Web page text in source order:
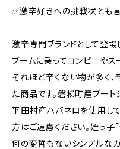
✅️激辛好きへの挑戦状とも
激辛専門ブランドとして登場
ブームに乗ってコンビニや
それほど辛くない物が多く
た商品です。磐梯町産ブート
平田村産ハバネロを使用し
方はご遠慮ください。姪っ
何の変哲もないシンプルな